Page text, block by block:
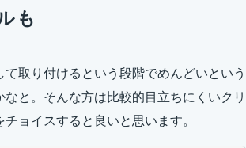
も
取り付けるという段階でめんどいという
と。そんな方は比較的目立ちにくいクリ
ョイスすると良いと思います。